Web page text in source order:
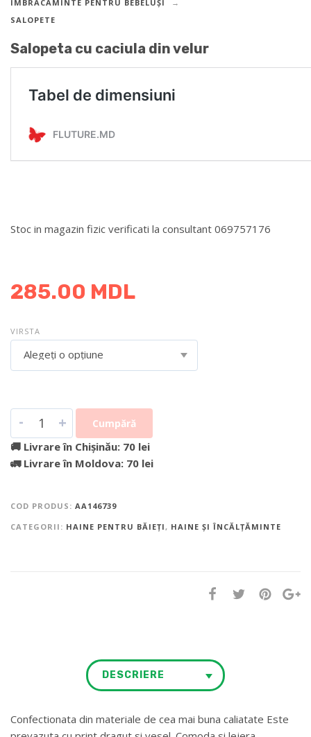
ÎMBRĂCĂMINTE PENTRU BEBELUȘI
SALOPETE
Salopeta cu caciula din velur
Stoc in magazin fizic verificati la consultant 069757176
285.00 MDL
VIRSTA
Alegeți o opțiune
- + Cumpără
🚚 Livrare în Chișinău: 70 lei
🚛 Livrare în Moldova: 70 lei
COD PRODUS: AA146739
CATEGORII: HAINE PENTRU BĂIEȚI , HAINE ȘI ÎNCĂLȚĂMINTE
DESCRIERE
Confectionata din materiale de cea mai buna caliatate Este